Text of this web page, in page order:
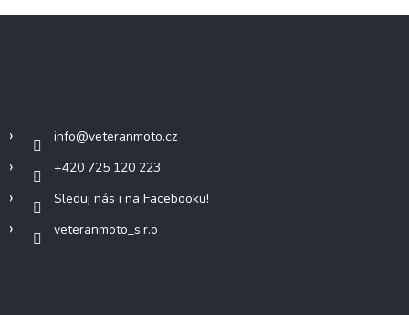
info@veteranmoto.cz
+420 725 120 223
Sleduj nás i na Facebooku!
veteranmoto_s.r.o